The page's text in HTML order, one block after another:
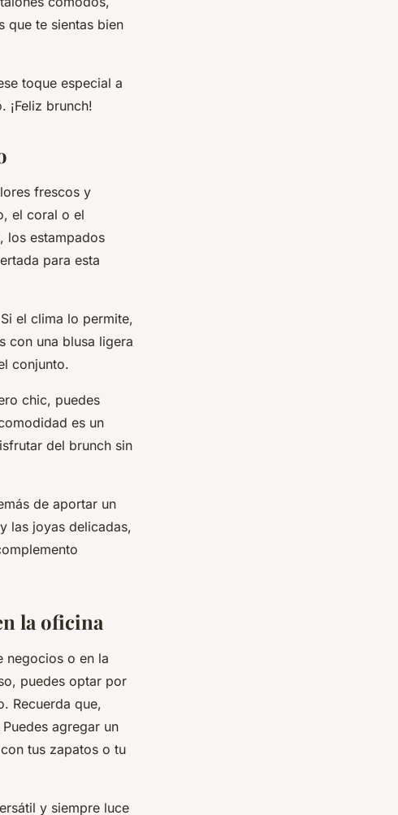
que te sientas bien
toque especial a
¡Feliz brunch!
frescos y
el coral o el
los estampados
para esta
el clima lo permite,
con una blusa ligera
conjunto.
chic, puedes
es un
del brunch sin
de aportar un
las joyas delicadas,
la oficina
negocios o en la
puedes optar por
Recuerda que,
agregar un
tus zapatos o tu
y siempre luce